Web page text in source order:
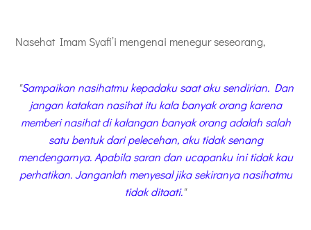
Nasehat Imam Syafi’i mengenai menegur seseorang,
"Sampaikan nasihatmu kepadaku saat aku sendirian. Dan
jangan katakan nasihat itu kala banyak orang karena
memberi nasihat di kalangan banyak orang adalah salah
satu bentuk dari pelecehan, aku tidak senang
mendengarnya. Apabila saran dan ucapanku ini tidak kau
perhatikan. Janganlah menyesal jika sekiranya nasihatmu
tidak ditaati."